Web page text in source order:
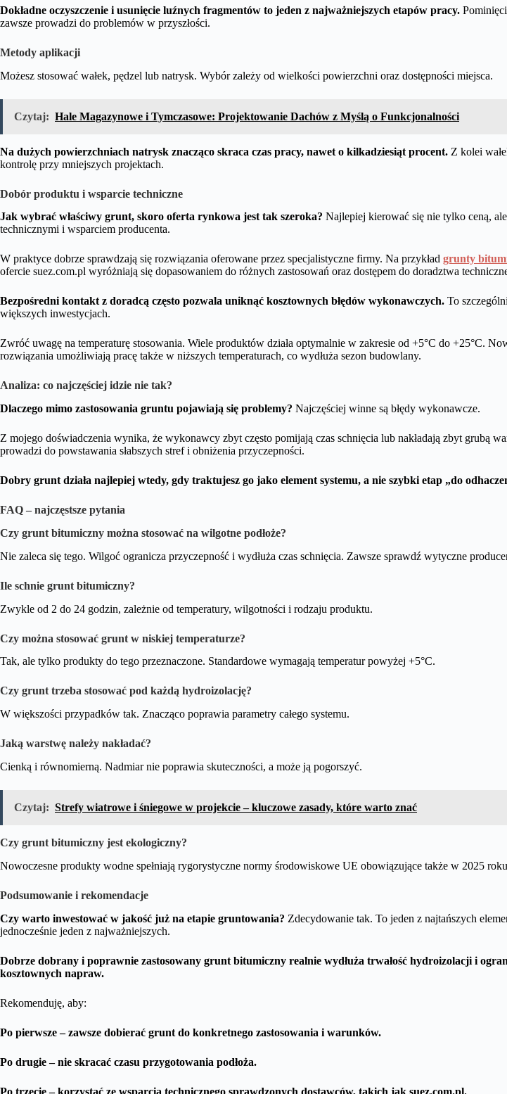
Dokładne oczyszczenie i usunięcie luźnych fragmentów to jeden z najważniejszych etapów pracy.
zawsze prowadzi do problemów w przyszłości.
Metody aplikacji
Możesz stosować wałek, pędzel lub natrysk. Wybór zależy od wielkości powierzchni oraz dostępności miejsca.
Czytaj: Hale Magazynowe i Tymczasowe: Projektowanie Dachów z Myślą o Funkcjonalności
Na dużych powierzchniach natrysk znacząco skraca czas pracy, nawet o kilkadziesiąt procent. Z kolei
kontrolę przy mniejszych projektach.
Dobór produktu i wsparcie techniczne
Jak wybrać właściwy grunt, skoro oferta rynkowa jest tak szeroka? Najlepiej kierować się nie tylko ceną,
technicznymi i wsparciem producenta.
W praktyce dobrze sprawdzają się rozwiązania oferowane przez specjalistyczne firmy. Na przykład grunty
ofercie suez.com.pl wyróżniają się dopasowaniem do różnych zastosowań oraz dostępem do doradztwa
Bezpośredni kontakt z doradcą często pozwala uniknąć kosztownych błędów wykonawczych. To
większych inwestycjach.
Zwróć uwagę na temperaturę stosowania. Wiele produktów działa optymalnie w zakresie od +5°C do +25°C.
rozwiązania umożliwiają pracę także w niższych temperaturach, co wydłuża sezon budowlany.
Analiza: co najczęściej idzie nie tak?
Dlaczego mimo zastosowania gruntu pojawiają się problemy? Najczęściej winne są błędy wykonawcze.
Z mojego doświadczenia wynika, że wykonawcy zbyt często pomijają czas schnięcia lub nakładają zbyt grubą
prowadzi do powstawania słabszych stref i obniżenia przyczepności.
Dobry grunt działa najlepiej wtedy, gdy traktujesz go jako element systemu, a nie szybki etap „do
FAQ – najczęstsze pytania
Czy grunt bitumiczny można stosować na wilgotne podłoże?
Nie zaleca się tego. Wilgoć ogranicza przyczepność i wydłuża czas schnięcia. Zawsze sprawdź wytyczne
Ile schnie grunt bitumiczny?
Zwykle od 2 do 24 godzin, zależnie od temperatury, wilgotności i rodzaju produktu.
Czy można stosować grunt w niskiej temperaturze?
Tak, ale tylko produkty do tego przeznaczone. Standardowe wymagają temperatur powyżej +5°C.
Czy grunt trzeba stosować pod każdą hydroizolację?
W większości przypadków tak. Znacząco poprawia parametry całego systemu.
Jaką warstwę należy nakładać?
Cienką i równomierną. Nadmiar nie poprawia skuteczności, a może ją pogorszyć.
Czytaj: Strefy wiatrowe i śniegowe w projekcie – kluczowe zasady, które warto znać
Czy grunt bitumiczny jest ekologiczny?
Nowoczesne produkty wodne spełniają rygorystyczne normy środowiskowe UE obowiązujące także w 2025
Podsumowanie i rekomendacje
Czy warto inwestować w jakość już na etapie gruntowania? Zdecydowanie tak. To jeden z najtańszych
jednocześnie jeden z najważniejszych.
Dobrze dobrany i poprawnie zastosowany grunt bitumiczny realnie wydłuża trwałość hydroizolacji i
kosztownych napraw.
Rekomenduję, aby:
Po pierwsze – zawsze dobierać grunt do konkretnego zastosowania i warunków.
Po drugie – nie skracać czasu przygotowania podłoża.
Po trzecie – korzystać ze wsparcia technicznego sprawdzonych dostawców, takich jak suez.com.pl.